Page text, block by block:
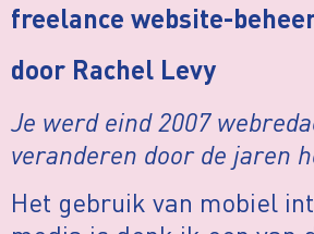
freelance website-
door Rachel Levy
Je werd eind 2007
veranderen door de jaren
Het gebruik van mobiel